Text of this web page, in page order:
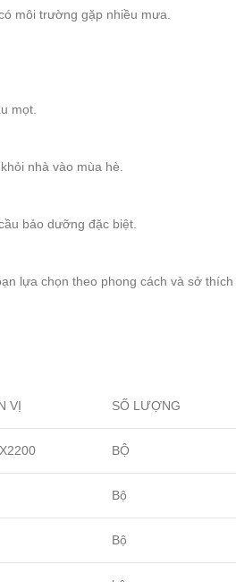
môi trường gặp nhiều mưa.
mọt.
nhà vào mùa hè.
bảo dưỡng đặc biệt.
lựa chọn theo phong cách và sở thích
VỊ SỐ LƯỢNG
BỘ
Bộ
Bộ